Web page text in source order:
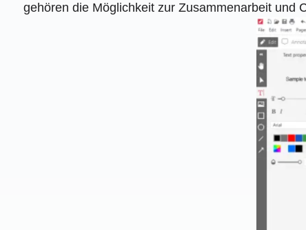
gehören die Möglichkeit zur Zusammenarbeit und